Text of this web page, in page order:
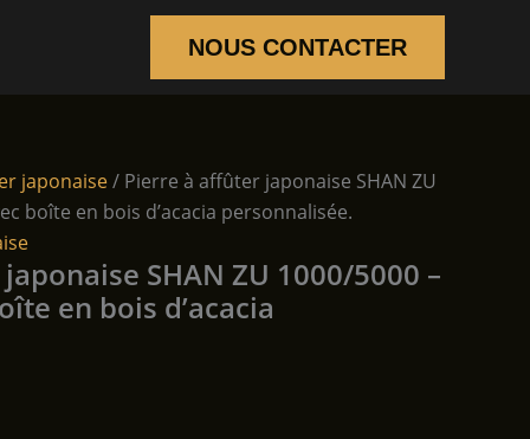
NOUS CONTACTER
japonaise/ Pierre à affûter japonaise SHAN ZU
boîte en bois d’acacia personnalisée.
SHAN ZU 1000/5000 –
en bois d’acacia